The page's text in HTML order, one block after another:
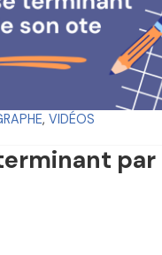
, VIDÉOS
par